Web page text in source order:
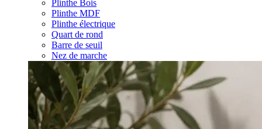
Plinthe Bois
Plinthe MDF
Plinthe électrique
Quart de rond
Barre de seuil
Nez de marche